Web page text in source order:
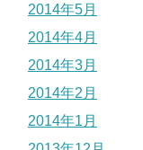
2014年5月
2014年4月
2014年3月
2014年2月
2014年1月